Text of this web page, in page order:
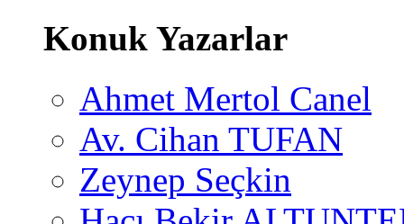
Konuk Yazarlar
Ahmet Mertol Canel
Av. Cihan TUFAN
Zeynep Seçkin